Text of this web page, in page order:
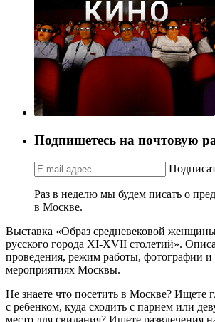
Подпишетесь на почтовую
Раз в неделю мы будем писать о
в Москве.
Выставка «Образ средневековой
русского города XI-XVII столетий».
проведения, режим работы, фотографии
мероприятиях Москвы.
Не знаете что посетить в Москве? Ищете
с ребенком, куда сходить с парнем или
место для свидания? Ищете развлечения